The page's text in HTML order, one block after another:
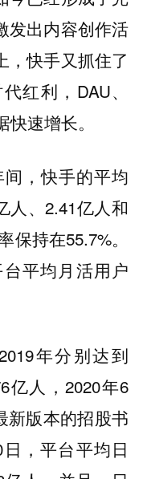
发出内容创作活
，快手又抓住了
红利，DAU、
速增长。
间，快手的平均
人、2.41亿人和
持在55.7%。
平均月活用户
年分别达到
亿人，2020年6
新版本的招股书
，平台平均日